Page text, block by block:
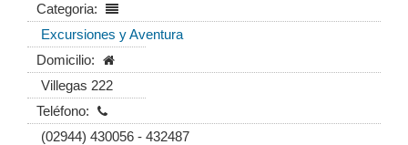
Categoria:
Excursiones y Aventura
Domicilio:
Villegas 222
Teléfono:
(02944) 430056 - 432487